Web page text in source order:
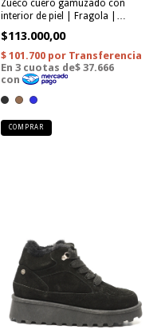
Zueco cuero gamuzado con
interior de piel | Fragola |
$113.000,00
COMPRAR